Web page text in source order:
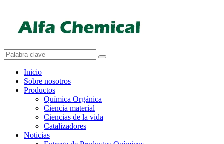
Inicio
Sobre nosotros
Productos
Química Orgánica
Ciencia material
Ciencias de la vida
Catalizadores
Noticias